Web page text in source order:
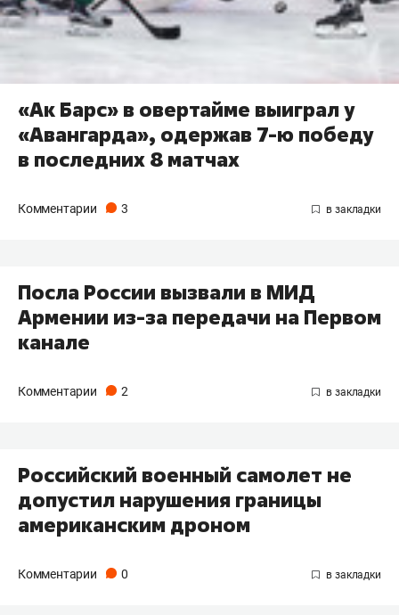
«Ак Барс» в овертайме выиграл у
«Авангарда», одержав 7-ю победу
в последних 8 матчах
Комментарии 3
Посла России вызвали в МИД
Армении из-за передачи на Первом
канале
Комментарии 2
Российский военный самолет не
допустил нарушения границы
американским дроном
Комментарии 0